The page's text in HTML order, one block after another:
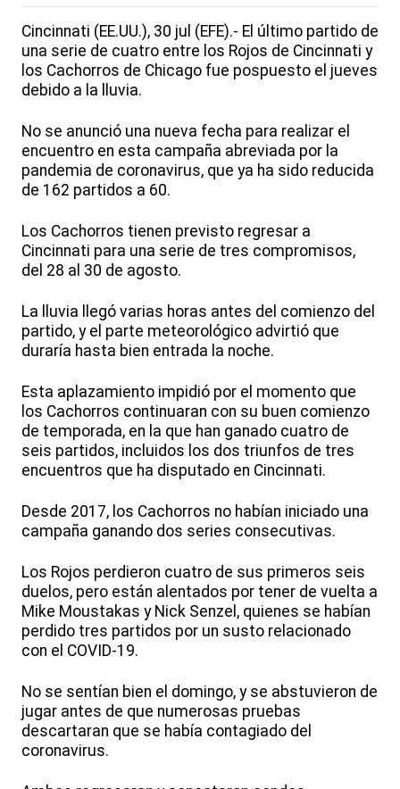
Cincinnati (EE.UU.), 30 jul (EFE).- El último partido de
una serie de cuatro entre los Rojos de Cincinnati y
los Cachorros de Chicago fue pospuesto el jueves
debido a la lluvia.
No se anunció una nueva fecha para realizar el
encuentro en esta campaña abreviada por la
pandemia de coronavirus, que ya ha sido reducida
de 162 partidos a 60.
Los Cachorros tienen previsto regresar a
Cincinnati para una serie de tres compromisos,
del 28 al 30 de agosto.
La lluvia llegó varias horas antes del comienzo del
partido, y el parte meteorológico advirtió que
duraría hasta bien entrada la noche.
Esta aplazamiento impidió por el momento que
los Cachorros continuaran con su buen comienzo
de temporada, en la que han ganado cuatro de
seis partidos, incluidos los dos triunfos de tres
encuentros que ha disputado en Cincinnati.
Desde 2017, los Cachorros no habían iniciado una
campaña ganando dos series consecutivas.
Los Rojos perdieron cuatro de sus primeros seis
duelos, pero están alentados por tener de vuelta a
Mike Moustakas y Nick Senzel, quienes se habían
perdido tres partidos por un susto relacionado
con el COVID-19.
No se sentían bien el domingo, y se abstuvieron de
jugar antes de que numerosas pruebas
descartaran que se había contagiado del
coronavirus.